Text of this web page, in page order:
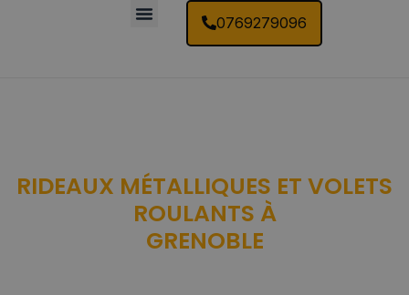
0769279096
RIDEAUX MÉTALLIQUES ET VOLETS
ROULANTS À
GRENOBLE